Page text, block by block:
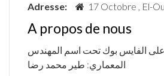
Adresse:
17 Octobre , El-
A propos de nous
الفايس بوك تحت اسم المهندس
المعماري: طير محمد رضا